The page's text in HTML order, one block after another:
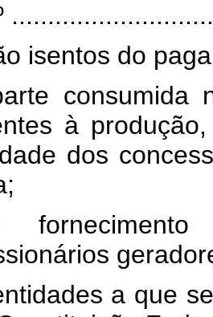
isentos do
consumida
à
dos
a que